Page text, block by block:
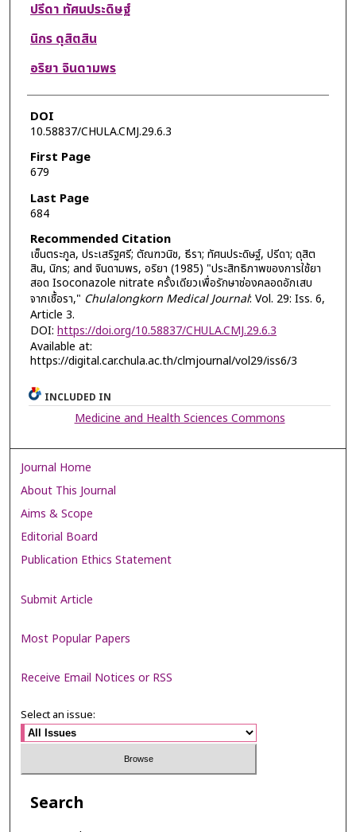
ปรีดา ทัศนประดิษฐ์
นิกร ดุสิตสิน
อริยา จินดามพร
DOI
10.58837/CHULA.CMJ.29.6.3
First Page
679
Last Page
684
Recommended Citation
เซ็นตระกูล, ประเสริฐศรี; ตัณฑวนิช, ธีรา; ทัศนประดิษฐ์, ปรีดา; ดุสิต
สิน, นิกร; and จินดามพร, อริยา (1985) "ประสิทธิภาพของการใช้ยา
สอด Isoconazole nitrate ครั้งเดียวเพื่อรักษาช่องคลอดอักเสบ
จากเชื้อรา," Chulalongkorn Medical Journal: Vol. 29: Iss. 6,
Article 3.
DOI: https://doi.org/10.58837/CHULA.CMJ.29.6.3
Available at:
https://digital.car.chula.ac.th/clmjournal/vol29/iss6/3
INCLUDED IN
Medicine and Health Sciences Commons
Journal Home
About This Journal
Aims & Scope
Editorial Board
Publication Ethics Statement
Submit Article
Most Popular Papers
Receive Email Notices or RSS
Select an issue:
Search